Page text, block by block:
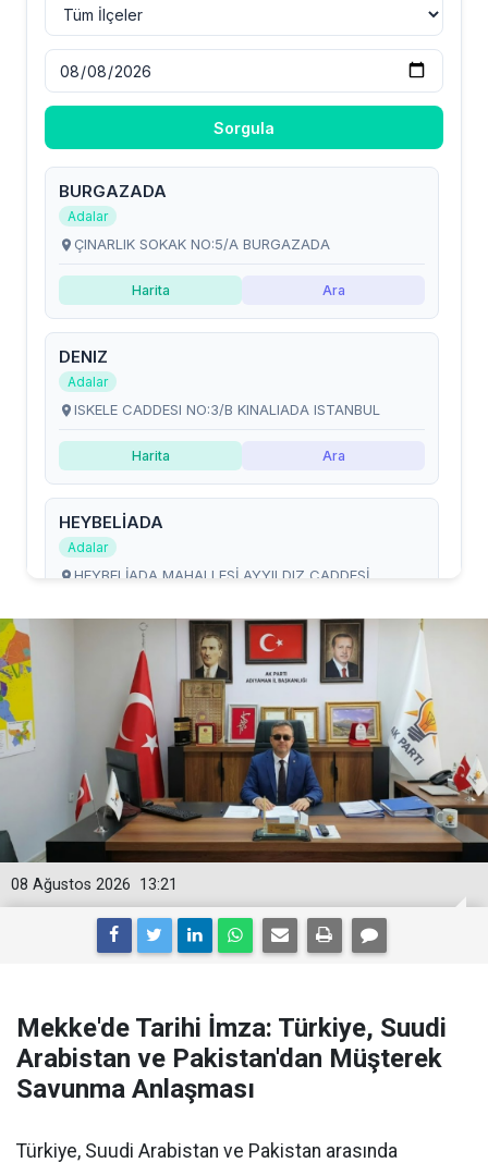
13:21
08 Ağustos 2026
Mekke'de Tarihi İmza: Türkiye, Suudi
Arabistan ve Pakistan'dan Müşterek
Savunma Anlaşması
Türkiye, Suudi Arabistan ve Pakistan arasında